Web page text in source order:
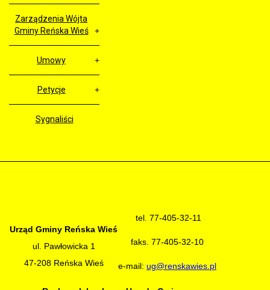
Zarządzenia Wójta
Gminy Reńska Wieś
Umowy
Petycje
Sygnaliści
Urząd Gminy Reńska Wieś
ul. Pawłowicka 1
47-208 Reńska Wieś
tel. 77-405-32-11
faks. 77-405-32-10
e-mail: ug@renskawies.pl